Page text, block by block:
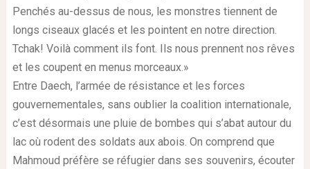
Penchés au-dessus de nous, les monstres tiennent de
longs ciseaux glacés et les pointent en notre direction.
Tchak! Voilà comment ils font. Ils nous prennent nos rêves
et les coupent en menus morceaux.»
Entre Daech, l’armée de résistance et les forces
gouvernementales, sans oublier la coalition internationale,
c’est désormais une pluie de bombes qui s’abat autour du
lac où rodent des soldats aux abois. On comprend que
Mahmoud préfère se réfugier dans ses souvenirs, écouter